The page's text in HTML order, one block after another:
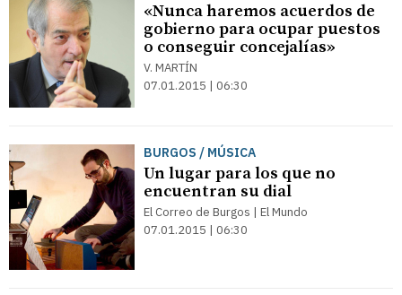
«Nunca haremos acuerdos de
gobierno para ocupar puestos
o conseguir concejalías»
V. MARTÍN
07.01.2015 | 06:30
BURGOS / MÚSICA
Un lugar para los que no
encuentran su dial
El Correo de Burgos | El Mundo
07.01.2015 | 06:30